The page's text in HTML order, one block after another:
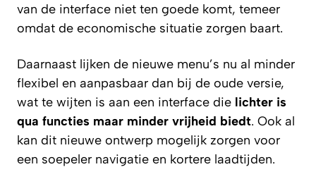
van de interface niet ten goede komt, temeer
omdat de economische situatie zorgen baart.
Daarnaast lijken de nieuwe menu’s nu al minder
flexibel en aanpasbaar dan bij de oude versie,
wat te wijten is aan een interface die lichter is
qua functies maar minder vrijheid biedt. Ook al
kan dit nieuwe ontwerp mogelijk zorgen voor
een soepeler navigatie en kortere laadtijden.